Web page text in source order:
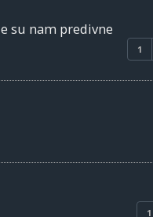
su nam predivne
1
1